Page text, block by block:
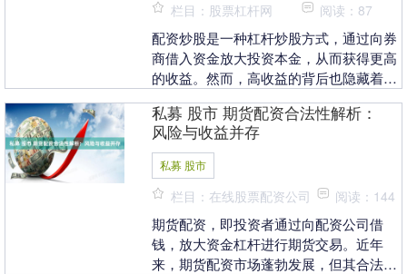
栏目：股票杠杆网 阅读：87
配资炒股是一种杠杆炒股方式，通过向券
商借入资金放大投资本金，从而获得更高
的收益。然而，高收益的背后也隐藏着巨
业的投资咨询服....
私募 股市 期货配资合法性解析：
风险与收益并存
私募 股市
栏目：在线股票配资公司 阅读：144
期货配资，即投资者通过向配资公司借
钱，放大资金杠杆进行期货交易。近年
来，期货配资市场蓬勃发展，但其合法性